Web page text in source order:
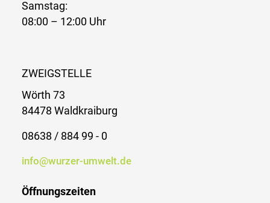
Samstag:
08:00 – 12:00 Uhr
ZWEIGSTELLE
Wörth 73
84478 Waldkraiburg
08638 / 884 99 - 0
info@wurzer-umwelt.de
Öffnungszeiten